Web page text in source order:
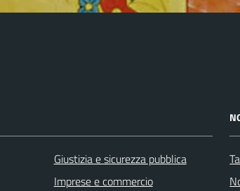
Giustizia e sicurezza pubblica
Imprese e commercio